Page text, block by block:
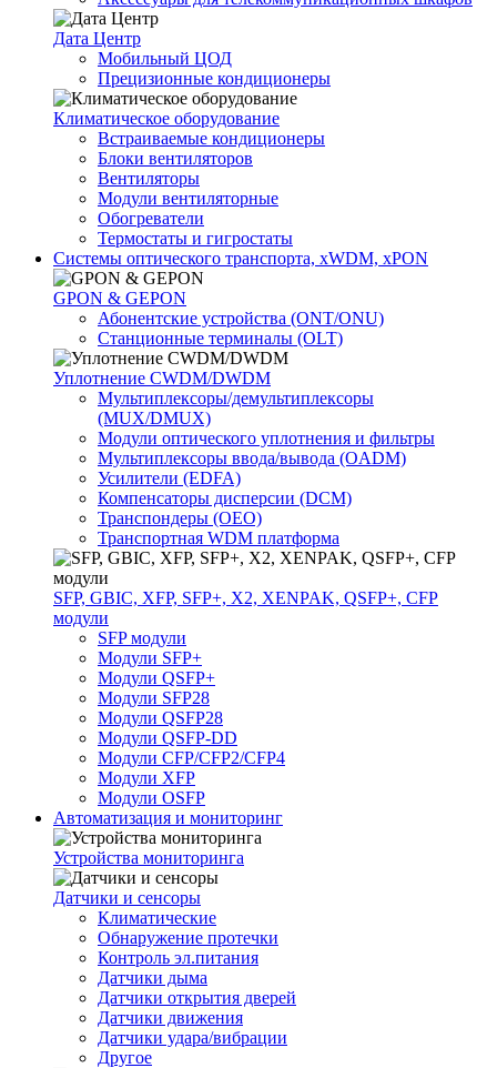
Дата Центр
Мобильный ЦОД
Прецизионные кондиционеры
Климатичeское оборудование
Встраиваемые кондиционеры
Блоки вентиляторов
Вентиляторы
Модули вентиляторные
Обогреватели
Термостаты и гигростаты
Системы оптического транспорта, xWDM, xPON
GPON & GEPON
Абонентские устройства (ONT/ONU)
Станционные терминалы (OLT)
Уплотнение CWDM/DWDM
Мультиплексоры/демультиплексоры
(MUX/DMUX)
Модули оптического уплотнения и фильтры
Мультиплексоры ввода/вывода (OADM)
Усилители (EDFA)
Компенсаторы дисперсии (DCM)
Транспондеры (OEO)
Транспортная WDM платформа
SFP, GBIC, XFP, SFP+, X2, XENPAK, QSFP+, CFP
модули
SFP модули
Модули SFP+
Модули QSFP+
Модули SFP28
Модули QSFP28
Модули QSFP-DD
Модули CFP/CFP2/CFP4
Модули XFP
Модули OSFP
Автоматизация и мониторинг
Устройства мониторинга
Датчики и сенсоры
Климатические
Обнаружение протечки
Контроль эл.питания
Датчики дыма
Датчики открытия дверей
Датчики движения
Датчики удара/вибрации
Другое